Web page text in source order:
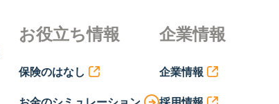
お役立ち情報
保険のはなし
企業情報
企業情報